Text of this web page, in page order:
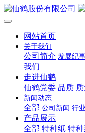
网站首页
关于我们
公司简介 发展纪事
我们
走进仙鹤
仙鹤党委 品质
新闻动态
全部 公司新闻 行
产品展示
全部 特种纸 特种